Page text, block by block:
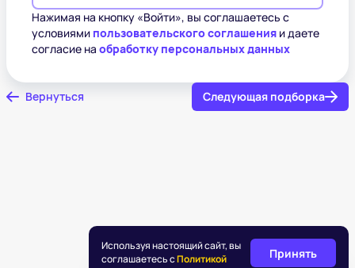
Нажимая на кнопку «Войти», вы соглашаетесь с
условиями пользовательского соглашения и даете
согласие на обработку персональных данных
Вернуться Следующая подборка
Используя настоящий сайт, вы
соглашаетесь сПолитикой
Принять